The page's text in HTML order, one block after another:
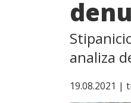
analiza
19.08.2021 |